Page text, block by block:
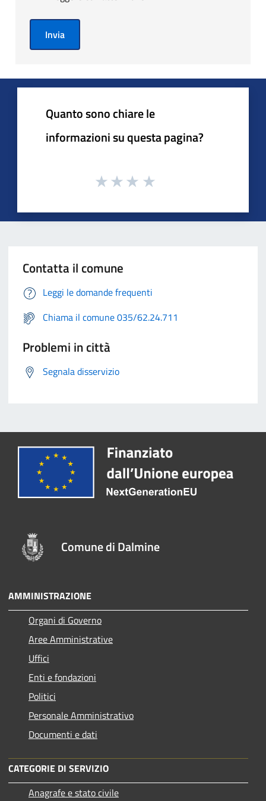
Invia
Quanto sono chiare le
informazioni su questa pagina?
Contatta il comune
Leggi le domande frequenti
Chiama il comune 035/62.24.711
Problemi in città
Segnala disservizio
Comune di Dalmine
AMMINISTRAZIONE
Organi di Governo
Aree Amministrative
Uffici
Enti e fondazioni
Politici
Personale Amministrativo
Documenti e dati
CATEGORIE DI SERVIZIO
Anagrafe e stato civile